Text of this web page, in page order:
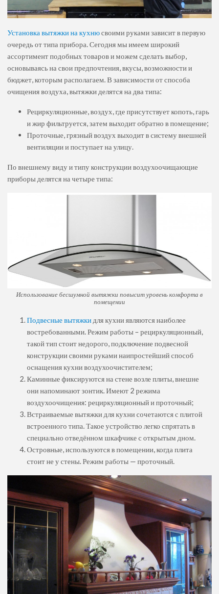
Установка вытяжки на кухнюсвоими руками зависит в первую
очередь от типа прибора. Сегодня мы имеем широкий
ассортимент подобных товаров и можем сделать выбор,
основываясь на свои предпочтения, вкусы, возможности и
бюджет, которым располагаем. В зависимости от способа
очищения воздуха, вытяжки делятся на два типа:
Рециркуляционные, воздух, где присутствует копоть, гарь
и жир фильтруется, затем выходит обратно в помещение;
Проточные, грязный воздух выходит в систему внешней
вентиляции и поступает на улицу.
По внешнему виду и типу конструкции воздухоочищающие
приборы делятся на четыре типа:
Использование бесшумной вытяжки повысит уровень комфорта в
помещении
Подвесные вытяжки для кухни являются наиболее
востребованными. Режим работы – рециркуляционный,
такой тип стоит недорого, подключение подвесной
конструкции своими руками наипростейший способ
оснащения кухни воздухоочистителем;
Каминные фиксируются на стене возле плиты, внешне
они напоминают зонтик. Имеют 2 режима
воздухоочищения: рециркуляционный и проточный;
Встраиваемые вытяжки для кухни сочетаются с плитой
встроенного типа. Такое устройство легко спрятать в
специально отведённом шкафчике с открытым дном.
Островные, используются в помещении, когда плита
стоит не у стены. Режим работы — проточный.